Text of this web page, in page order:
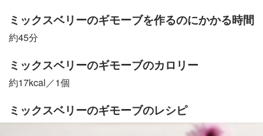
ミックスベリーのギモーブを作るのにかかる時間
約45分
ミックスベリーのギモーブのカロリー
約17kcal／1個
ミックスベリーのギモーブのレシピ